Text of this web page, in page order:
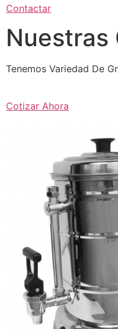
Contactar
Nuestras
Tenemos Variedad De
Cotizar Ahora